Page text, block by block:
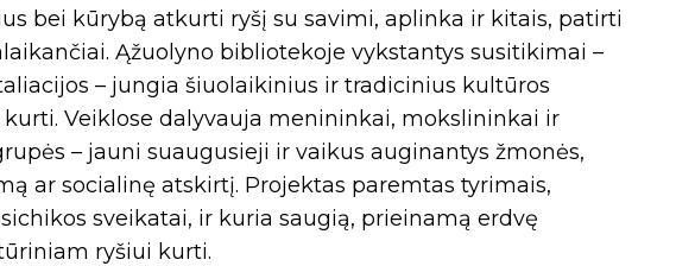
bei kūrybą atkurti ryšį su savimi, aplinka ir kitais, patirti
Ąžuolyno bibliotekoje vykstantys susitikimai –
– jungia šiuolaikinius ir tradicinius kultūros
Veiklose dalyvauja menininkai, mokslininkai ir
– jauni suaugusieji ir vaikus auginantys žmonės,
ar socialinę atskirtį. Projektas paremtas tyrimais,
sveikatai, ir kuria saugią, prieinamą erdvę
ryšiui kurti.